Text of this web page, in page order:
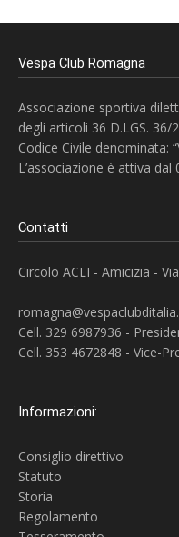
Vespa Club Romagna
Associazione sportiva
degli articoli 36 D.LGS.
Codice Civile denominata:
L’associazione è attiva dal
Contatti
Circolo ACLI - Amicizia -
Cell. 329 6987936 -
Cell. 353 4672848 - Vice-
Informazioni:
Consiglio direttivo
Statuto
Storia
Regolamento